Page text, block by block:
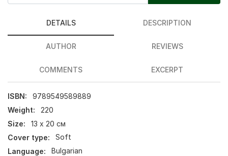
DETAILS DESCRIPTION
AUTHOR REVIEWS
COMMENTS EXCERPT
ISBN:
9789549589889
Weight:
220
Size:
13 х 20 см
Cover type:
Soft
Language:
Bulgarian